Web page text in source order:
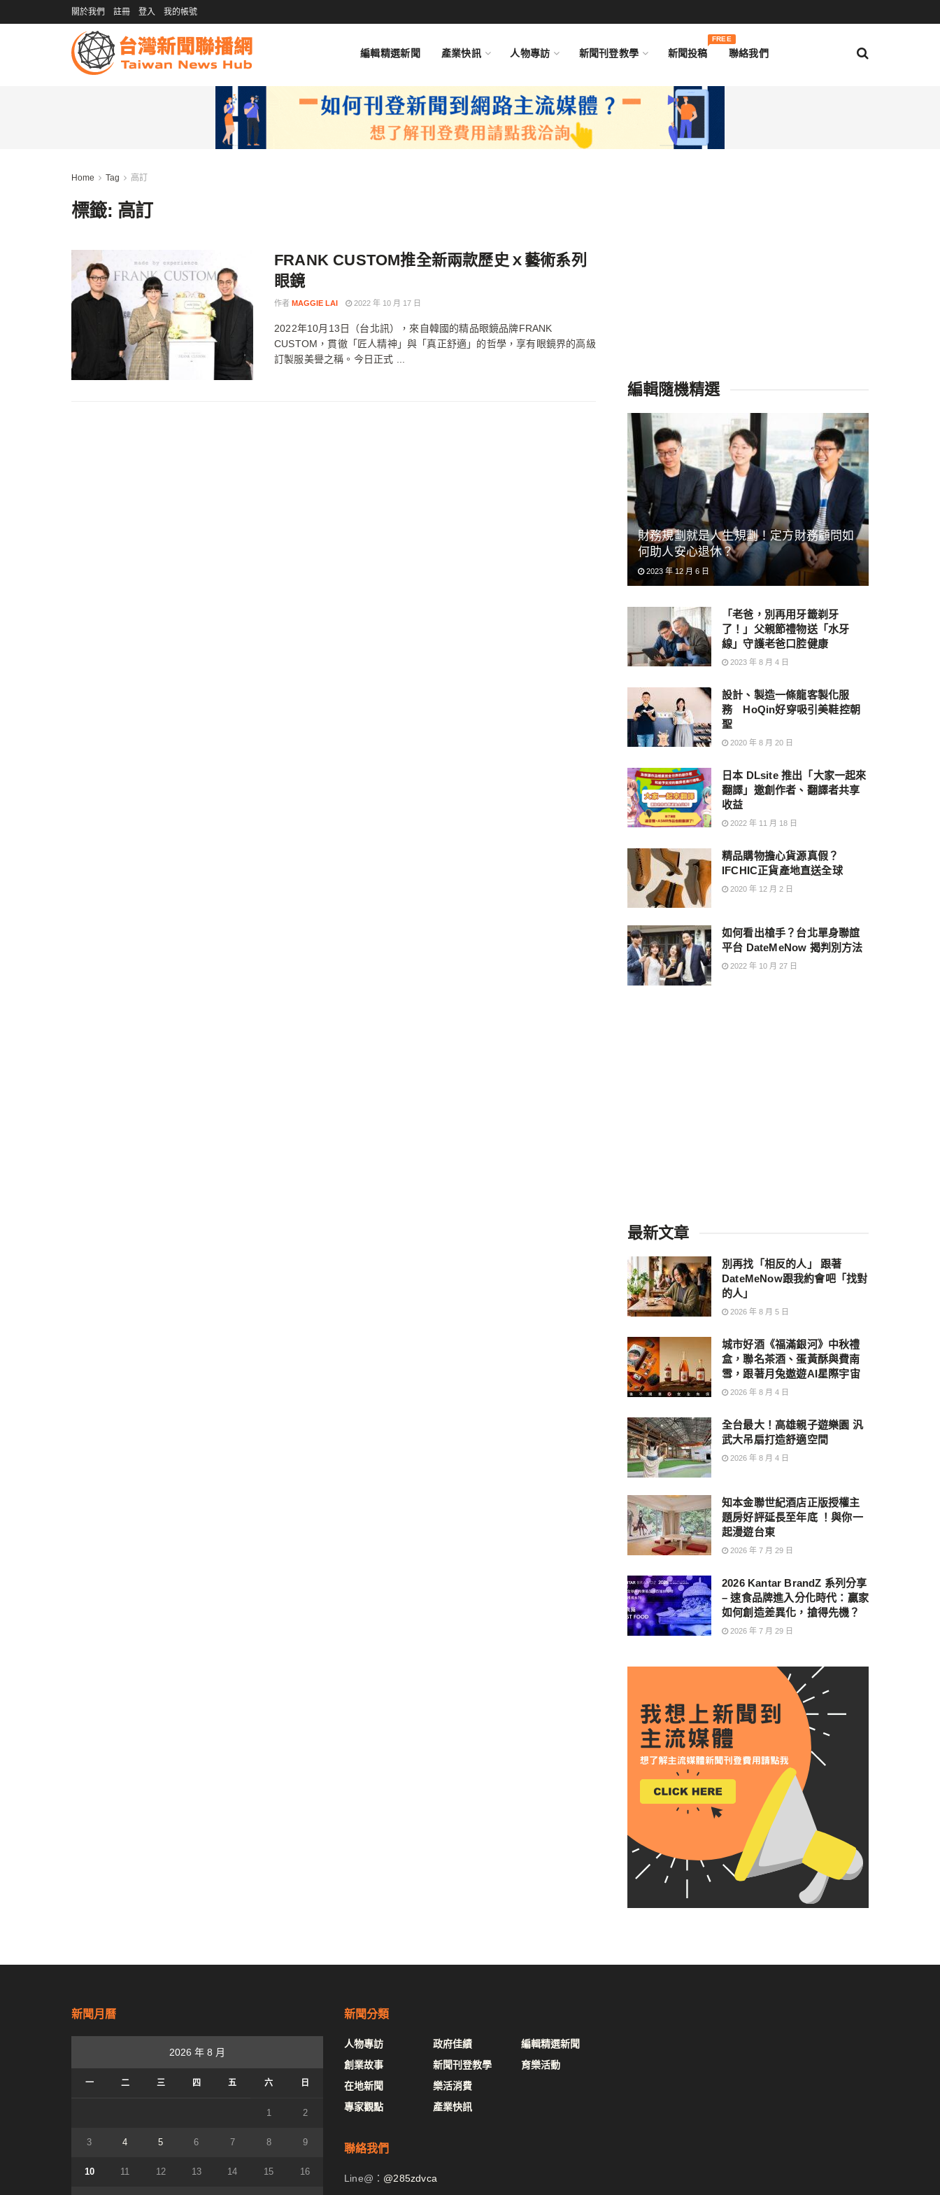
關於我們 註冊 登入 我的帳號
編輯精選新聞 產業快訊 人物專訪 新聞刊登教學 新聞投稿
FREE
聯絡我們
Home Tag 高訂
標籤: 高訂
FRANK CUSTOM推全新兩款歷史ｘ藝術系列
眼鏡
作者 MAGGIE LAI 2022 年 10 月 17 日
2022年10月13日（台北訊），來自韓國的精品眼鏡品牌FRANK
CUSTOM，貫徹「匠人精神」與「真正舒適」的哲學，享有眼鏡界的高級
訂製服美譽之稱。今日正式 ...
編輯隨機精選
財務規劃就是人生規劃！定方財務顧問如
何助人安心退休？
2023 年 12 月 6 日
「老爸，別再用牙籤剃牙
了！」父親節禮物送「水牙
線」守護老爸口腔健康
2023 年 8 月 4 日
設計、製造一條龍客製化服
務 HoQin好穿吸引美鞋控朝
聖
2020 年 8 月 20 日
日本 DLsite 推出「大家一起來
翻譯」邀創作者、翻譯者共享
收益
2022 年 11 月 18 日
精品購物擔心貨源真假？
IFCHIC正貨產地直送全球
2020 年 12 月 2 日
如何看出槍手？台北單身聯誼
平台 DateMeNow 揭判別方法
2022 年 10 月 27 日
最新文章
別再找「相反的人」 跟著
DateMeNow跟我約會吧「找對
的人」
2026 年 8 月 5 日
城市好酒《福滿銀河》中秋禮
盒，聯名茶酒、蛋黃酥與費南
雪，跟著月兔遨遊AI星際宇宙
2026 年 8 月 4 日
全台最大！高雄親子遊樂園 汎
武大吊扇打造舒適空間
2026 年 8 月 4 日
知本金聯世紀酒店正版授權主
題房好評延長至年底 ！與你一
起漫遊台東
2026 年 7 月 29 日
2026 Kantar BrandZ 系列分享
– 速食品牌進入分化時代：贏家
如何創造差異化，搶得先機？
2026 年 7 月 29 日
新聞月曆
2026 年 8 月
一 二 三 四 五 六 日
1 2
3 4 5 6 7 8 9
10 11 12 13 14 15 16
新聞分類
人物專訪
創業故事
在地新聞
專家觀點
政府佳績
新聞刊登教學
樂活消費
產業快訊
編輯精選新聞
育樂活動
聯絡我們
Line@： @285zdvca